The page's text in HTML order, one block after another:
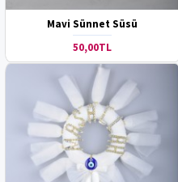
Mavi Sünnet Süsü
50,00TL